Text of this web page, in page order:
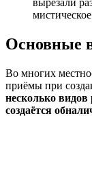
Основные
Во многих
приёмы при
несколько
создаётся